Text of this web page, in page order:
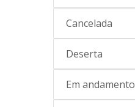
Cancelada
Deserta
Em andamento